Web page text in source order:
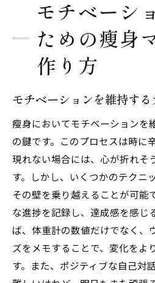
モチベーシ
ための瘦身
作り方
モチベーションを維持する
瘦身においてモチベーションを
の鍵です。このプロセスは時に
現れない場合には、心が折れそ
す。しかし、いくつかのテクニ
その壁を乗り越えることが可能
な進捗を記録し、達成感を感じ
ば、体重計の数値だけでなく、
ズをメモすることで、変化をよ
す。また、ポジティブな自己対